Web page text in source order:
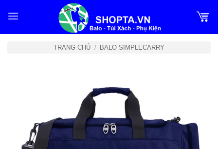
qua
TRANG CHỦ / BALO SIMPLECARRY